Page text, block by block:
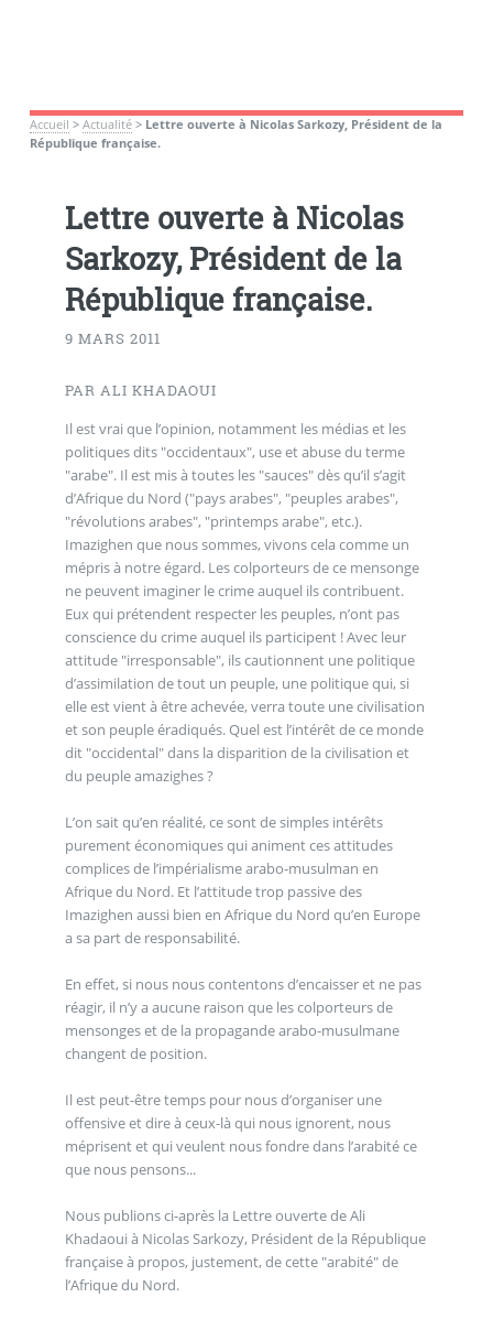
Accueil > Actualité> Lettre ouverte à Nicolas Sarkozy, Président de la
République française.
Lettre ouverte à Nicolas
Sarkozy, Président de la
République française.
9 MARS 2011
PAR ALI KHADAOUI
Il est vrai que l’opinion, notamment les médias et les
politiques dits "occidentaux", use et abuse du terme
"arabe". Il est mis à toutes les "sauces" dès qu’il s’agit
d’Afrique du Nord ("pays arabes", "peuples arabes",
"révolutions arabes", "printemps arabe", etc.).
Imazighen que nous sommes, vivons cela comme un
mépris à notre égard. Les colporteurs de ce mensonge
ne peuvent imaginer le crime auquel ils contribuent.
Eux qui prétendent respecter les peuples, n’ont pas
conscience du crime auquel ils participent ! Avec leur
attitude "irresponsable", ils cautionnent une politique
d’assimilation de tout un peuple, une politique qui, si
elle est vient à être achevée, verra toute une civilisation
et son peuple éradiqués. Quel est l’intérêt de ce monde
dit "occidental" dans la disparition de la civilisation et
du peuple amazighes ?
L’on sait qu’en réalité, ce sont de simples intérêts
purement économiques qui animent ces attitudes
complices de l’impérialisme arabo-musulman en
Afrique du Nord. Et l’attitude trop passive des
Imazighen aussi bien en Afrique du Nord qu’en Europe
a sa part de responsabilité.
En effet, si nous nous contentons d’encaisser et ne pas
réagir, il n’y a aucune raison que les colporteurs de
mensonges et de la propagande arabo-musulmane
changent de position.
Il est peut-être temps pour nous d’organiser une
offensive et dire à ceux-là qui nous ignorent, nous
méprisent et qui veulent nous fondre dans l’arabité ce
que nous pensons...
Nous publions ci-après la Lettre ouverte de Ali
Khadaoui à Nicolas Sarkozy, Président de la République
française à propos, justement, de cette "arabité" de
l’Afrique du Nord.